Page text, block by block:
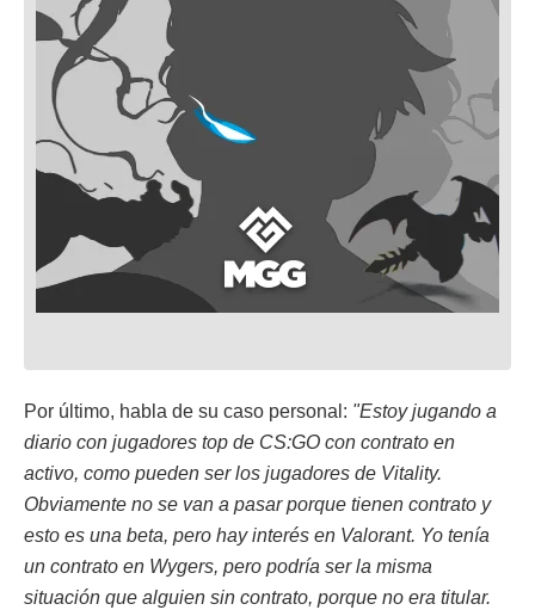
Por último, habla de su caso personal: "Estoy jugando a
diario con jugadores top de CS:GO con contrato en
activo, como pueden ser los jugadores de Vitality.
Obviamente no se van a pasar porque tienen contrato y
esto es una beta, pero hay interés en Valorant. Yo tenía
un contrato en Wygers, pero podría ser la misma
situación que alguien sin contrato, porque no era titular.